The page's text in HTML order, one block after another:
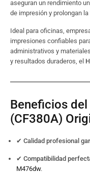
aseguran un rendimiento
de impresión y prolongan
Ideal para oficinas,
impresiones confiables
administrativos y
y resultados duraderos, el
Beneficios
(CF380A)
✔ Calidad profesional
✔ Compatibilidad
M476dw.